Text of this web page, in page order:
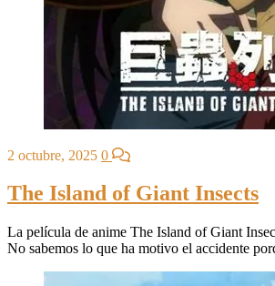
2 octubre, 2025 0
The Island of Giant Insects
La película de anime The Island of Giant
No sabemos lo que ha motivo el accidente